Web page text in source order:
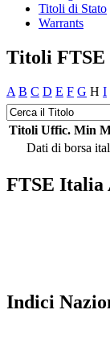
Titoli di Stato
Warrants
Titoli FTSE
A B C D E F G H I
Titoli Uffic. Min
Dati di borsa
FTSE Italia
Indici